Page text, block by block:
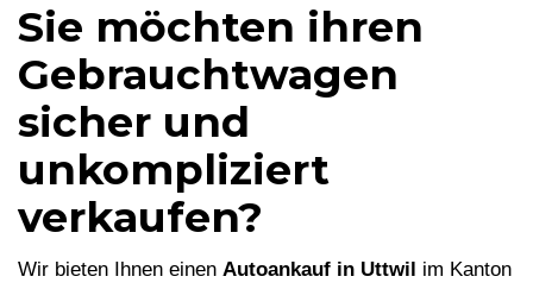
Sie möchten ihren
Gebrauchtwagen
sicher und
unkompliziert
verkaufen?
Wir bieten Ihnen einen Autoankauf in Uttwil im Kanton